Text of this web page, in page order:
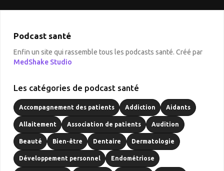
Podcast santé
Enfin un site qui rassemble tous les podcasts santé. Créé par
MedShake Studio
Les catégories de podcast santé
Accompagnement des patients Addiction Aidants
Allaitement Association de patients Audition
Beauté Bien-être Dentaire Dermatologie
Développement personnel Endométriose